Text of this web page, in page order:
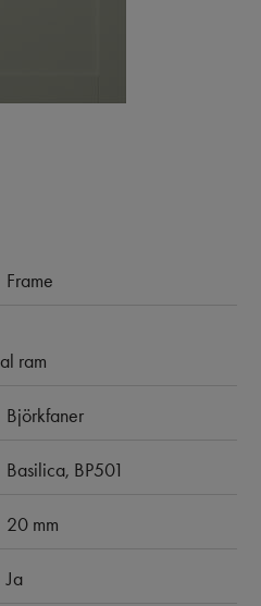
Frame
ram
Björkfaner
Basilica, BP501
20 mm
Ja